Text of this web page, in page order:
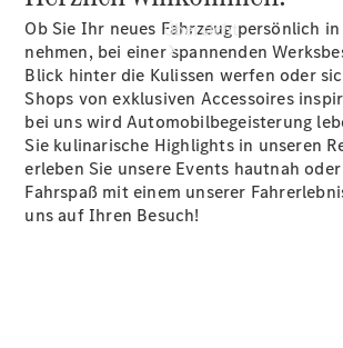
Übersicht
Startseite
Ob Sie Ihr neues Fahrzeug persönlich
nehmen, bei einer spannenden
Blick hinter die Kulissen werfen oder
Shops von exklusiven Accessoires
bei uns wird Automobilbegeisterung
Sie kulinarische Highlights in unseren
erleben Sie unsere Events hautnah
Fahrspaß mit einem unserer
uns auf Ihren Besuch!